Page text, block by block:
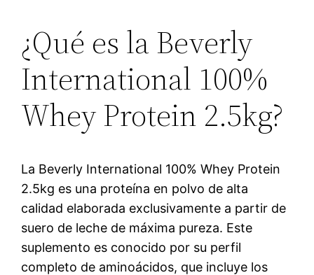
¿Qué es la Beverly
International 100%
Whey Protein 2.5kg?
La Beverly International 100% Whey Protein
2.5kg es una proteína en polvo de alta
calidad elaborada exclusivamente a partir de
suero de leche de máxima pureza. Este
suplemento es conocido por su perfil
completo de aminoácidos, que incluye los